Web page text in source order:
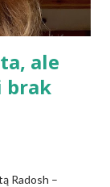
ale
brak
Radosh –